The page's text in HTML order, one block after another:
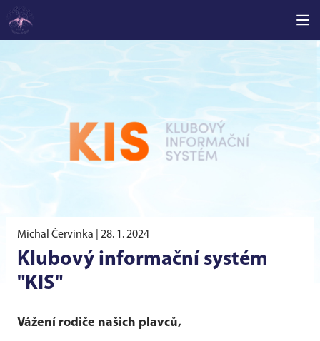
Michal Červinka | 28. 1. 2024
Klubový informační systém
"KIS"
Vážení rodiče našich plavců,